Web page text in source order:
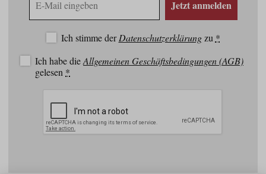
Mail
Jetzt anmelden
Ich stimme derDatenschutzerklärungzu *
Ich habe dieAllgemeinen Geschäftsbedingungen (AGB)
gelesen *